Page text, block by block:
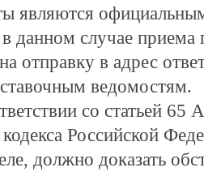
являются
данном случае
отправку в адрес
ведомостям.
со статьей 65
Российской
должно доказать